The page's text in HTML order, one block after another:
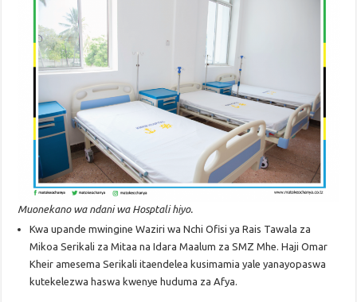
Muonekano wa ndani wa Hosptali hiyo.
Kwa upande mwingine Waziri wa Nchi Ofisi ya Rais Tawala za
Mikoa Serikali za Mitaa na Idara Maalum za SMZ Mhe. Haji Omar
Kheir amesema Serikali itaendelea kusimamia yale yanayopaswa
kutekelezwa haswa kwenye huduma za Afya.